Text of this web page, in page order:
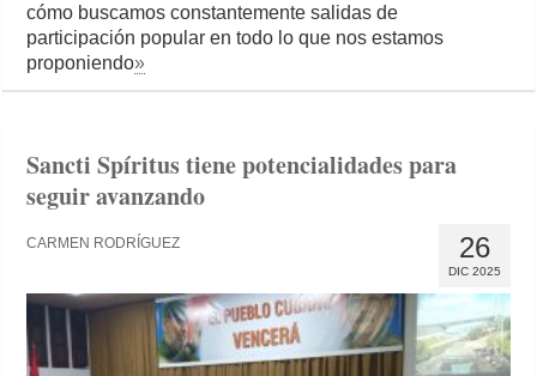
cómo buscamos constantemente salidas de
participación popular en todo lo que nos estamos
proponiendo»
Sancti Spíritus tiene potencialidades para
seguir avanzando
26
DIC 2025
CARMEN RODRÍGUEZ